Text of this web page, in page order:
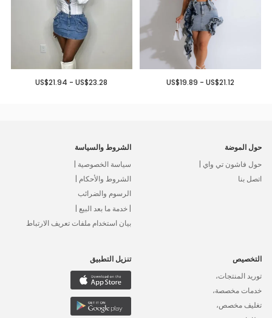
US$19.89 - US$21.12
US$21.94 - US$23.28
حول الموضة
حول فاشون تي واي |
اتصل بنا
الشروط والسياسة
سياسة الخصوصية |
الشروط والأحكام |
الرسوم والضرائب
| خدمة ما بعد البيع |
بيان استخدام ملفات تعريف الارتباط
التخصيص
توريد المنتجات،
خدمات مخصصة،
تغليف مخصص،
تنزيل التطبيق